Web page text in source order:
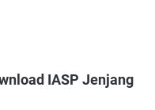
IASP Jenjang